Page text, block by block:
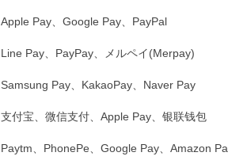
Apple Pay、Google Pay、PayPal
Line Pay、PayPay、メルペイ(Merpay)
Samsung Pay、KakaoPay、Naver Pay
支付宝、微信支付、Apple Pay、银联钱包
Paytm、PhonePe、Google Pay、Amazon